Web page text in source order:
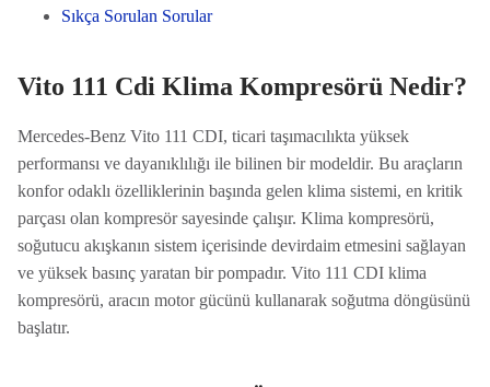
Sıkça Sorulan Sorular
Vito 111 Cdi Klima Kompresörü Nedir?
Mercedes-Benz Vito 111 CDI, ticari taşımacılıkta yüksek
performansı ve dayanıklılığı ile bilinen bir modeldir. Bu araçların
konfor odaklı özelliklerinin başında gelen klima sistemi, en kritik
parçası olan kompresör sayesinde çalışır. Klima kompresörü,
soğutucu akışkanın sistem içerisinde devirdaim etmesini sağlayan
ve yüksek basınç yaratan bir pompadır. Vito 111 CDI klima
kompresörü, aracın motor gücünü kullanarak soğutma döngüsünü
başlatır.